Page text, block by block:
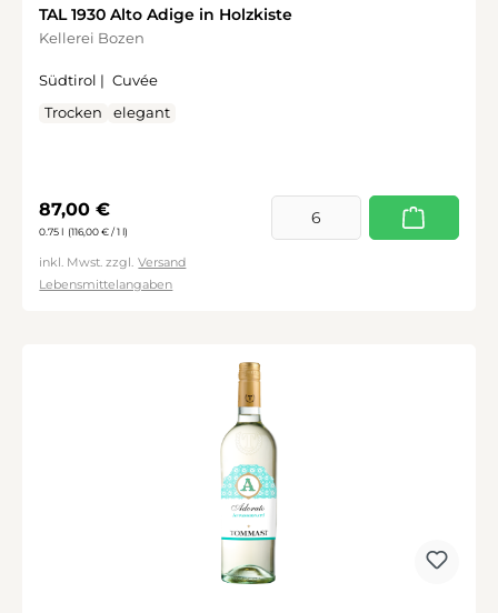
TAL 1930 Alto Adige in Holzkiste
Kellerei Bozen
Südtirol | Cuvée
Trocken
elegant
Regulärer Preis:
87,00 €
0.75 l (116,00 € / 1 l)
inkl. Mwst. zzgl. Versand
Lebensmittelangaben